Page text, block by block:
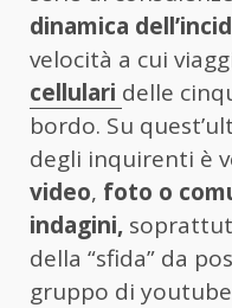
dinamica
velocità a cui
cellulari delle
bordo. Su
degli inquirenti è
video, foto o
indagini,
della “sfida” da
gruppo di